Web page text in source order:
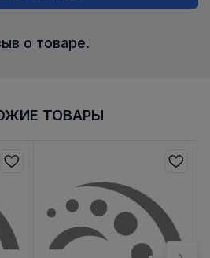
о товаре.
ТОВАРЫ